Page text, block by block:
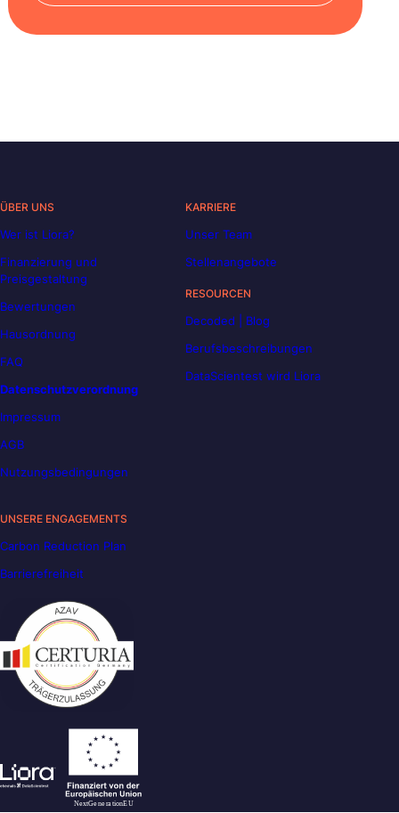
ÜBER UNS
Wer ist Liora?
Finanzierung und
Preisgestaltung
Bewertungen
Hausordnung
FAQ
Datenschutzverordnung
Impressum
AGB
Nutzungsbedingungen
KARRIERE
Unser Team
Stellenangebote
RESOURCEN
Decoded | Blog
Berufsbeschreibungen
DataScientest wird Liora
UNSERE ENGAGEMENTS
Carbon Reduction Plan
Barrierefreiheit